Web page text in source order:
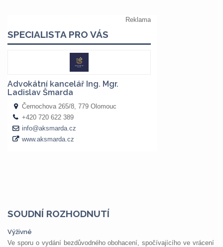
SOUDNÍ ROZHODNUTÍ
Výživné
Ve sporu o vydání bezdůvodného obohacení, spočívajícího ve vrácení